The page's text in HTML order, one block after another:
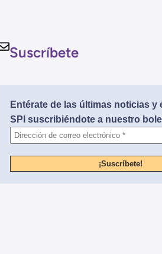
Suscríbete
Entérate de las últimas noticias y
SPI suscribiéndote a nuestro